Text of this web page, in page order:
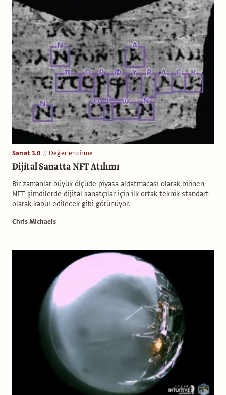
Sanat 3.0 Değerlendirme
Dijital Sanatta NFT Atılımı
Bir zamanlar büyük ölçüde piyasa aldatmacası olarak bilinen
NFT şimdilerde dijital sanatçılar için ilk ortak teknik standart
olarak kabul edilecek gibi görünüyor.
Chris Michaels